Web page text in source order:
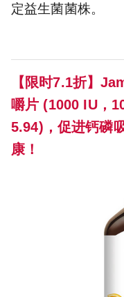
定益生菌菌株。
【限时7.1折】
嚼片 (1000 IU，
5.94)，促进钙磷
康！